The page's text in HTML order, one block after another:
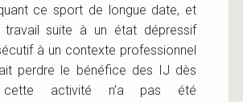
ce sport de longue date, et
suite à un état dépressif
à un contexte professionnel
perdre le bénéfice des IJ dès
activité n’a pas été